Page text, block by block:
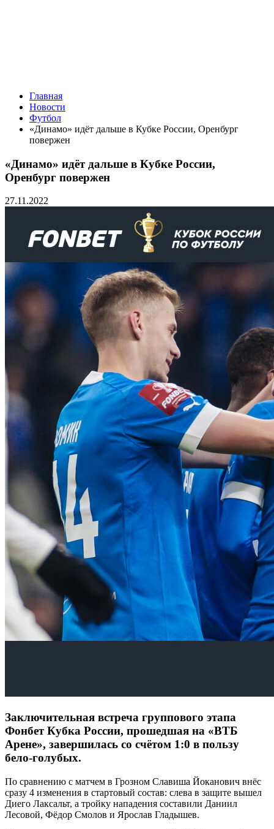
Главная
Новости
Футбол
«Динамо» идёт дальше в Кубке России, Оренбург
повержен
«Динамо» идёт дальше в Кубке России,
Оренбург повержен
27.11.2022
Заключительная встреча группового этапа
Фонбет Кубка России, прошедшая на «ВТБ
Арене», завершилась со счётом 1:0 в пользу
бело-голубых.
По сравнению с матчем в Грозном Славиша Йоканович внёс
сразу 4 изменения в стартовый состав: слева в защите вышел
Диего Лаксальт, а тройку нападения составили Даниил
Лесовой, Фёдор Смолов и Ярослав Гладышев.